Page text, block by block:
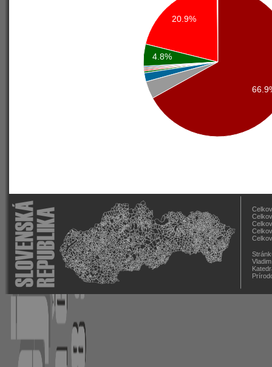
20.9%
4.8%